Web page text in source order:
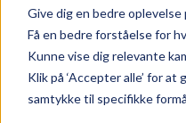
Give dig en bedre oplevelse
Få en bedre forståelse for
Kunne vise dig relevante
Klik på ‘Accepter alle’ for
samtykke til specifikke